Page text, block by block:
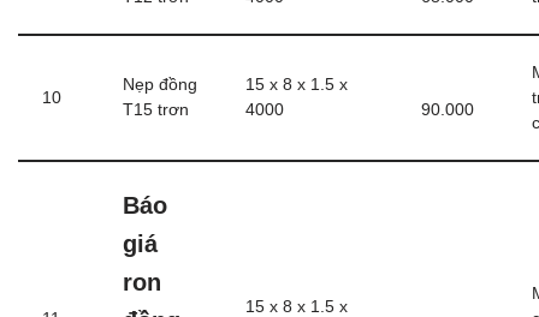
10
Nẹp đồng
T15 trơn
15 x 8 x 1.5 x
4000
90.000
Báo
giá
ron
15 x 8 x 1.5 x